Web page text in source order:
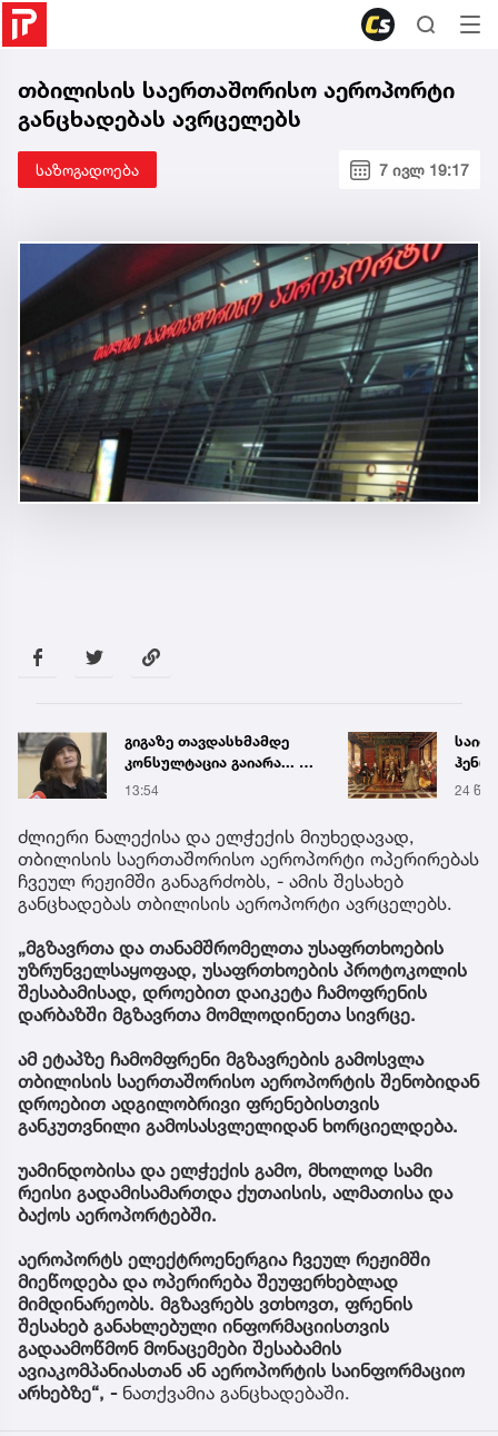
თბილისის საერთაშორისო აეროპორტი
განცხადებას ავრცელებს
საზოგადოება 7 ივლ 19:17
გიგაზე თავდასხმამდე
კონსულტაცია გაიარა... -
რა დეტალებს
მასწავლებლის დედა
13:54 24
ძლიერი ნალექისა და ელჭექის მიუხედავად,
თბილისის საერთაშორისო აეროპორტი ოპერირებას
ჩვეულ რეჟიმში განაგრძობს, - ამის შესახებ
განცხადებას თბილისის აეროპორტი ავრცელებს.
„მგზავრთა და თანამშრომელთა უსაფრთხოების
უზრუნველსაყოფად, უსაფრთხოების პროტოკოლის
შესაბამისად, დროებით დაიკეტა ჩამოფრენის
დარბაზში მგზავრთა მომლოდინეთა სივრცე.
ამ ეტაპზე ჩამომფრენი მგზავრების გამოსვლა
თბილისის საერთაშორისო აეროპორტის შენობიდან
დროებით ადგილობრივი ფრენებისთვის
განკუთვნილი გამოსასვლელიდან ხორციელდება.
უამინდობისა და ელჭექის გამო, მხოლოდ სამი
რეისი გადამისამართდა ქუთაისის, ალმათისა და
ბაქოს აეროპორტებში.
აეროპორტს ელექტროენერგია ჩვეულ რეჟიმში
მიეწოდება და ოპერირება შეუფერხებლად
მიმდინარეობს. მგზავრებს ვთხოვთ, ფრენის
შესახებ განახლებული ინფორმაციისთვის
გადაამოწმონ მონაცემები შესაბამის
ავიაკომპანიასთან ან აეროპორტის საინფორმაციო
არხებზე“, -ნათქვამია განცხადებაში.